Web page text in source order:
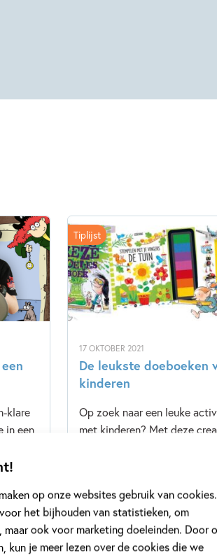
op onze websites gebruik van cookies.
het bijhouden van statistieken, om
maar ook voor marketing doeleinden. Door
kun je meer lezen over de cookies die we
klare
in een
je
Lees
17 OKTOBER 2021
De leukste doeboeken
kinderen
Op zoek naar een leuke
met kinderen? Met deze
andere tips.
Tiplijst